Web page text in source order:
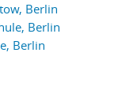
Berlin
Berlin
Berlin